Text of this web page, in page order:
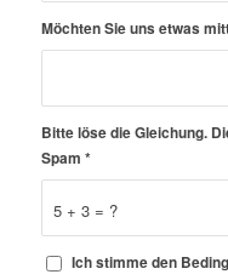
Möchten Sie uns etwas
5 + 3 = ?
Bitte löse die Gleichung.
Spam *
Ich stimme den